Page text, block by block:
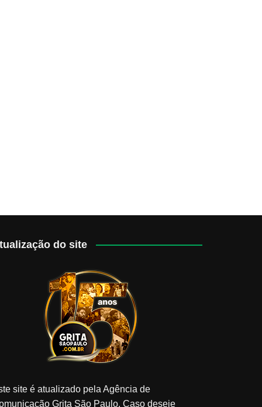
do site
site é atualizado pela Agência de
Grita São Paulo. Caso deseje